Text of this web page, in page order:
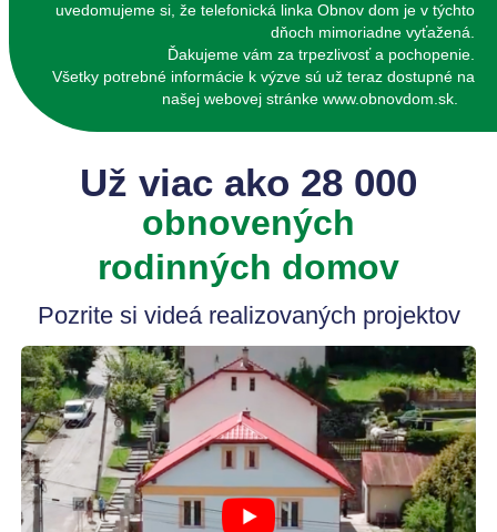
uvedomujeme si, že telefonická linka Obnov dom je v týchto
dňoch mimoriadne vyťažená.
Ďakujeme vám za trpezlivosť a pochopenie.
Všetky potrebné informácie k výzve sú už teraz dostupné na
našej webovej stránke www.obnovdom.sk.
Už viac ako 28 000
obnovených
rodinných domov
Pozrite si videá realizovaných projektov